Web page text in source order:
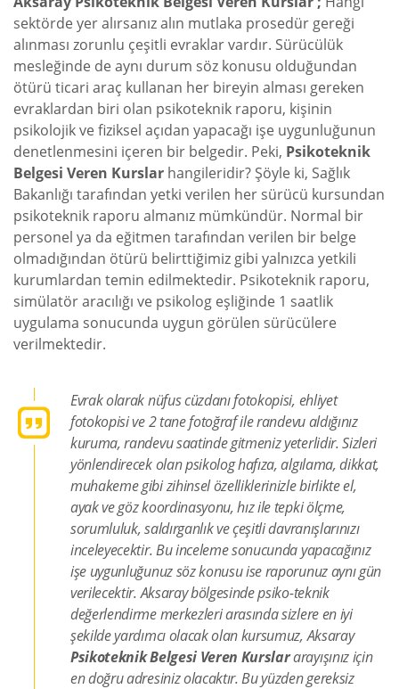
sektörde yer alırsanız alın mutlaka prosedür gereği
alınması zorunlu çeşitli evraklar vardır. Sürücülük
mesleğinde de aynı durum söz konusu olduğundan
ötürü ticari araç kullanan her bireyin alması gereken
evraklardan biri olan psikoteknik raporu, kişinin
psikolojik ve fiziksel açıdan yapacağı işe uygunluğunun
denetlenmesini içeren bir belgedir. Peki, Psikoteknik
Belgesi Veren Kurslar hangileridir? Şöyle ki, Sağlık
Bakanlığı tarafından yetki verilen her sürücü kursundan
psikoteknik raporu almanız mümkündür. Normal bir
personel ya da eğitmen tarafından verilen bir belge
olmadığından ötürü belirttiğimiz gibi yalnızca yetkili
kurumlardan temin edilmektedir. Psikoteknik raporu,
simülatör aracılığı ve psikolog eşliğinde 1 saatlik
uygulama sonucunda uygun görülen sürücülere
verilmektedir.
Evrak olarak nüfus cüzdanı fotokopisi, ehliyet
fotokopisi ve 2 tane fotoğraf ile randevu aldığınız
kuruma, randevu saatinde gitmeniz yeterlidir. Sizleri
yönlendirecek olan psikolog hafıza, algılama, dikkat,
muhakeme gibi zihinsel özelliklerinizle birlikte el,
ayak ve göz koordinasyonu, hız ile tepki ölçme,
sorumluluk, saldırganlık ve çeşitli davranışlarınızı
inceleyecektir. Bu inceleme sonucunda yapacağınız
işe uygunluğunuz söz konusu ise raporunuz aynı gün
verilecektir. Aksaray bölgesinde psiko-teknik
değerlendirme merkezleri arasında sizlere en iyi
şekilde yardımcı olacak olan kursumuz, Aksaray
Psikoteknik Belgesi Veren Kurslararayışınız için
en doğru adresiniz olacaktır. Bu yüzden gereksiz